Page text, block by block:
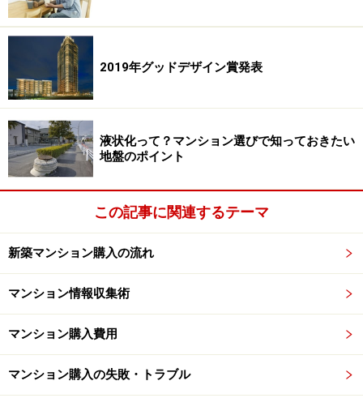
今、マンション購入を検討している人の多くが、「家賃
並みのローン返済で買えるから」「家賃を払い続けても
自分の住まいにならず、もったいないから」という理由
を挙げます。これは、現在の生活レベルを変えることな
く、より質の高い暮らしを手に入れることができるとい
うことでもあります。
家賃並みといはいえ、マンションを買うことで、月々1
万円を超える管理費・修繕積立金や固定資産税などの諸
や家族構成の変化に応じて、300万～500万円程度のリフ
ォーム費用が必要となります。
一方、賃貸暮らしであれば、修繕にかかる費用や固定資
産税は家主が負担します。生活や家族に変化があれば、
ことができます。
2019年グッドデザイン賞発表
液状化って？マンション選びで知っておきたい
地盤のポイント
この記事に関連するテーマ
新築マンション購入の流れ
マンション情報収集術
マンション購入費用
マンション購入の失敗・トラブル